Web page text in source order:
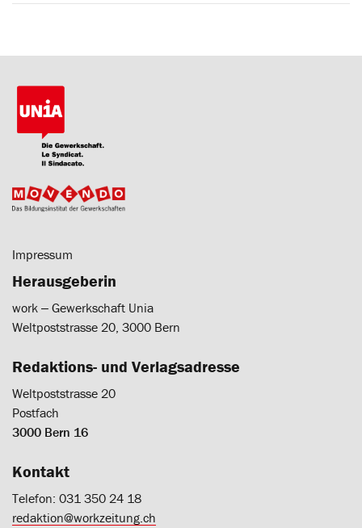
Impressum
Herausgeberin
work ‒ Gewerkschaft Unia
Weltpoststrasse 20, 3000 Bern
Redaktions- und Verlagsadresse
Weltpoststrasse 20
Postfach
3000 Bern 16
Kontakt
Telefon: 031 350 24 18
redaktion@workzeitung.ch